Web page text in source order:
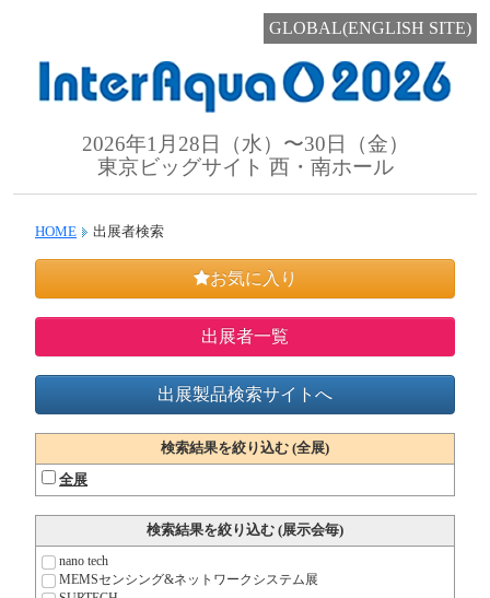
GLOBAL(ENGLISH SITE)
2026年1月28日（水）〜30日（金）
東京ビッグサイト 西・南ホール
HOME 出展者検索
お気に入り
出展者一覧
出展製品検索サイトへ
検索結果を絞り込む (全展)
全展
検索結果を絞り込む (展示会毎)
nano tech
MEMSセンシング&ネットワーク システム展